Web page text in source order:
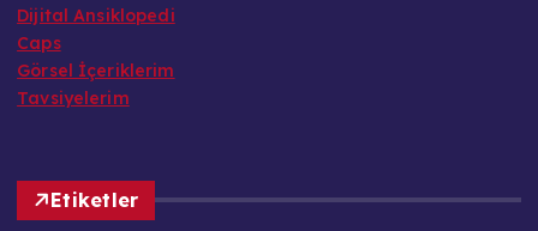
Dijital Ansiklopedi
Caps
Görsel İçeriklerim
Tavsiyelerim
Etiketler